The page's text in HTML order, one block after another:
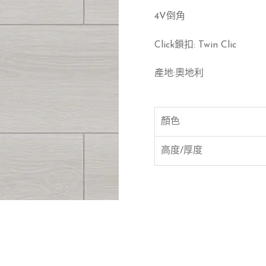
4V倒角
Click鎖扣: Twin Clic
產地:奧地利
顏色
高度/厚度